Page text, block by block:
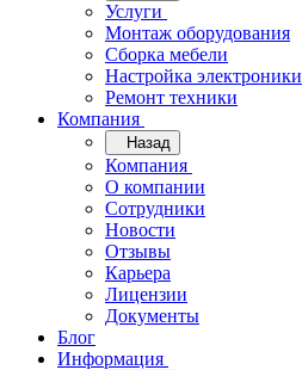
Услуги
Монтаж оборудования
Сборка мебели
Настройка электроники
Ремонт техники
Компания
Назад
Компания
О компании
Сотрудники
Новости
Отзывы
Карьера
Лицензии
Документы
Блог
Информация